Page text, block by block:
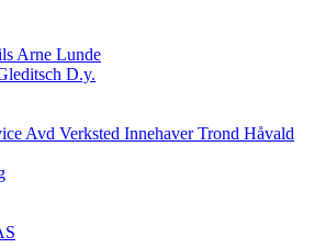
Arne Lunde
D.y.
Avd Verksted Innehaver Trond Håvald